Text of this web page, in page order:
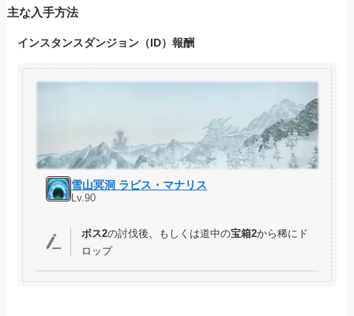
主な入手方法
インスタンスダンジョン（ID）報酬
雪山冥洞 ラピス・マナリス
Lv.90
ボス2の討伐後、もしくは道中の宝箱2から稀にド
ロップ